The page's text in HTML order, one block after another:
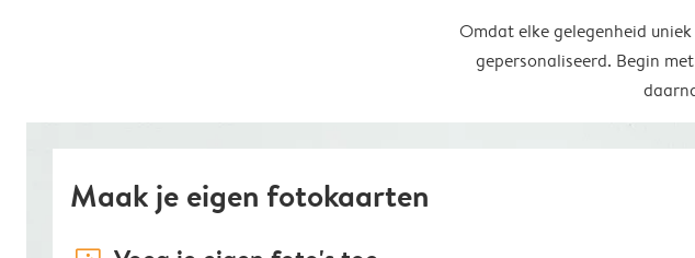
Omdat elke gelegenheid
gepersonaliseerd. Begin
Maak je eigen fotokaarten